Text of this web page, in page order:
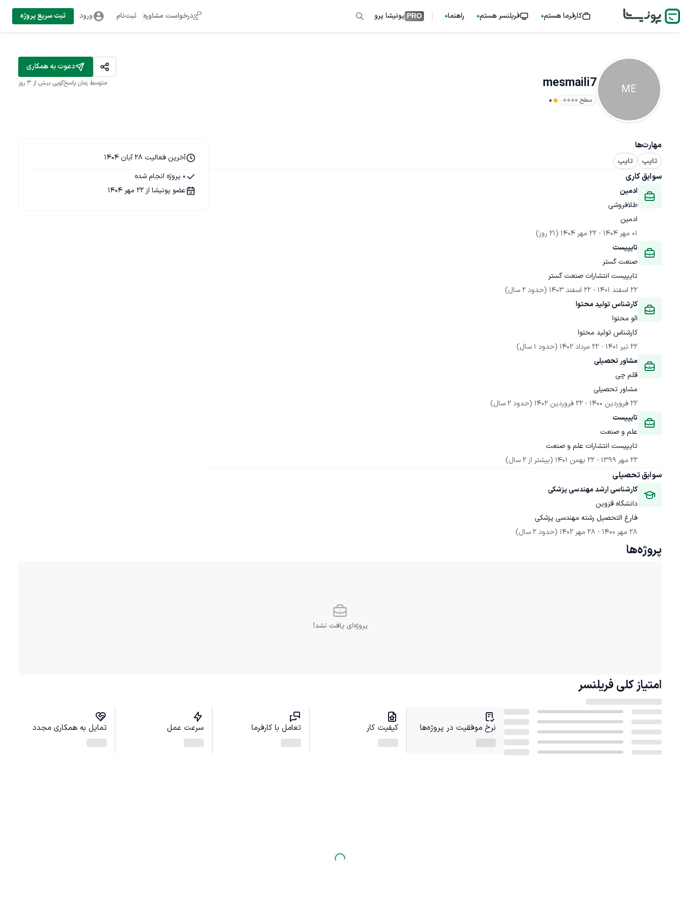
کارفرما هستم فریلنسر هستم راهنما PRO پونیشا پرو درخواست مشاوره ثبت‌نام ورود ثبت سریع پروژه
ME
mesmaili7
سطح ۰ 0
دعوت به همکاری
متوسط زمان پاسخ‌گویی بیش از ۳ روز
مهارت‌ها
تایپ تایپ
سوابق کاری
ادمین
طلافروشی
ادمین
01 مهر 1404
- 22 مهر 1404
(21 روز)
تایپیست
صنعت گستر
تایپیست انتشارات صنعت گستر
22 اسفند 1401
- 22 اسفند 1403
(حدود 2 سال)
کارشناس تولید محتوا
الو محتوا
کارشناس تولید محتوا
22 تیر 1401
- 22 مرداد 1402
(حدود 1 سال)
مشاور تحصیلی
قلم چی
مشاور تحصیلی
22 فروردین 1400
- 22 فروردین 1402
(حدود 2 سال)
تایپیست
علم و صنعت
تایپیست انتشارات علم و صنعت
22 مهر 1399
- 22 بهمن 1401 (بیشتر از 2 سال)
سوابق تحصیلی
کارشناسی ارشد مهندسی پزشکی
دانشگاه قزوین
فارغ التحصیل رشته مهندسی پزشکی
28 مهر 1400
- 28 مهر 1402 (حدود 2 سال)
آخرین فعالیت 28 آبان 1404
0 پروژه انجام شده
عضو پونیشا از 22 مهر 1404
پروژه‌ها
پروژه‌ای یافت نشد!
امتیاز کلی فریلنسر
نرخ موفقیت در پروژه‌ها کیفیت کار تعامل با کارفرما سرعت عمل تمایل به همکاری مجدد